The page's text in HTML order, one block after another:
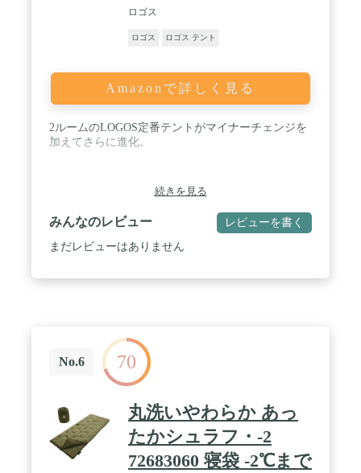
ロゴス
ロゴス ロゴス テント
Amazonで詳しく見る
2ルームのLOGOS定番テントがマイナーチェンジを
加えてさらに進化。
続きを見る
みんなのレビュー レビューを書く
まだレビューはありません
No.6 70
丸洗いやわらか あっ
たかシュラフ・-2
72683060 寝袋 -2℃まで